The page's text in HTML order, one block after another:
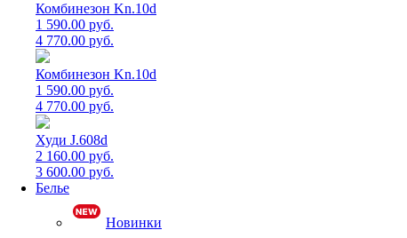
Комбинезон Kn.10d
1 590.00 руб.
4 770.00 руб.
Комбинезон Kn.10d
1 590.00 руб.
4 770.00 руб.
Худи J.608d
2 160.00 руб.
3 600.00 руб.
Белье
Новинки